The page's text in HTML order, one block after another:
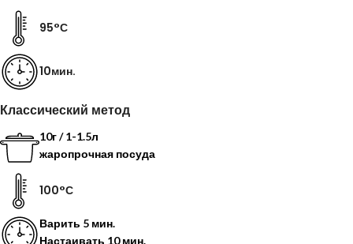
95°С
10мин.
Классический метод
10г / 1-1.5л
жаропрочная посуда
100°С
Варить 5 мин.
Настаивать 10 мин.